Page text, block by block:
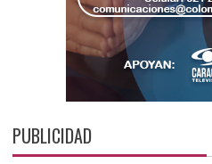
PUBLICIDAD